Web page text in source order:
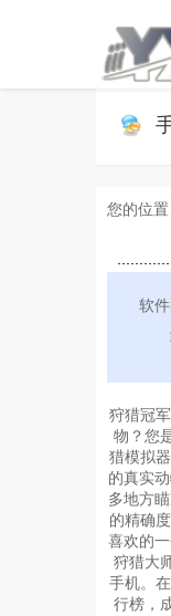
您的位
软
狩猎冠
物？您
猎模拟
的真实
多地方
的精确
喜欢的
狩猎大
手机。
行榜，